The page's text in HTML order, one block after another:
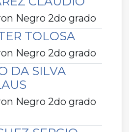
Negro 2do grado
TOLOSA
Negro 2do grado
DA SILVA
Negro 2do grado